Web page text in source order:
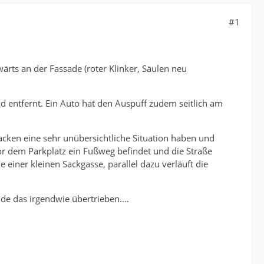
#1
an der Fassade (roter Klinker, Säulen neu
entfernt. Ein Auto hat den Auspuff zudem seitlich am
eine sehr unübersichtliche Situation haben und
dem Parkplatz ein Fußweg befindet und die Straße
kleinen Sackgasse, parallel dazu verläuft die
das irgendwie übertrieben....